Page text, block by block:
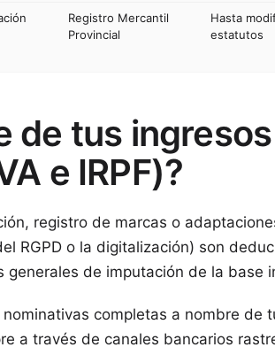
Registro Mercantil
Provincial
Hasta
estatutos
de tus
e IRPF)?
registro de marcas o
RGPD o la digitalización) son
de imputación de la base
completas a nombre de
a través de canales bancarios